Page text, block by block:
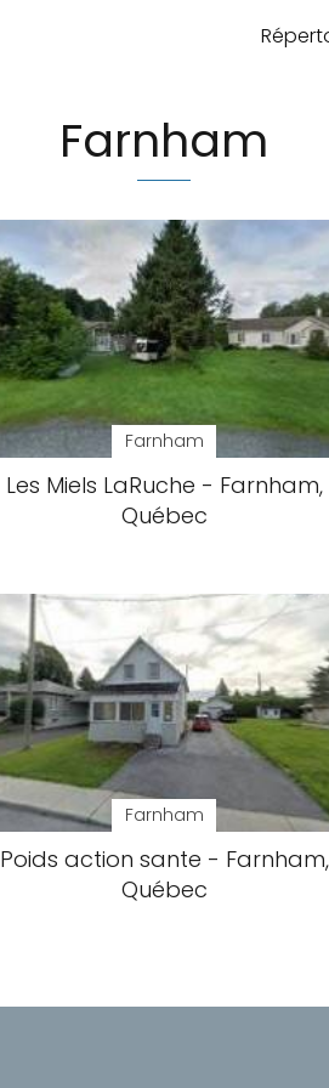
Farnham
Farnham
Les Miels LaRuche - Farnham,
Québec
Farnham
Poids action sante - Farnham,
Québec